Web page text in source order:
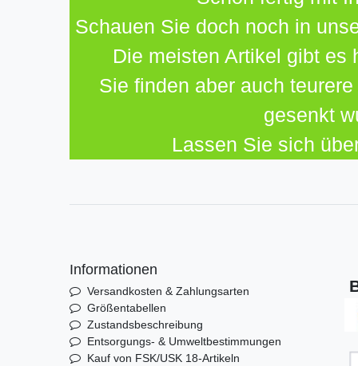
Schauen Sie doch noch in
Die meisten Artikel gibt es
Sie finden aber auch
gesenkt
Lassen Sie sich
Informationen
Versandkosten & Zahlungsarten
Größentabellen
Zustandsbeschreibung
Entsorgungs- & Umweltbestimmungen
Kauf von FSK/USK 18-Artikeln